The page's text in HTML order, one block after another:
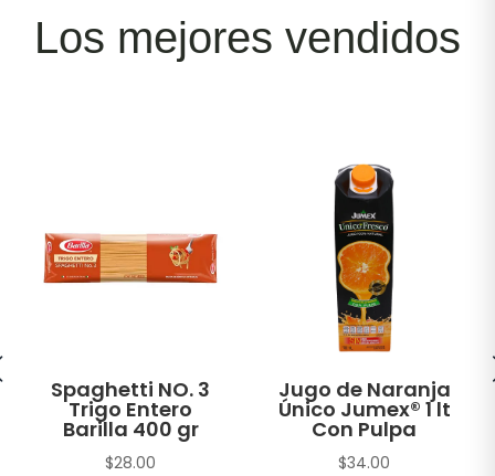
Los mejores vendidos
Spaghetti NO. 3
Trigo Entero
Barilla 400 gr
$28.00
Jugo de Naranja
Único Jumex® 1 lt
Con Pulpa
$34.00